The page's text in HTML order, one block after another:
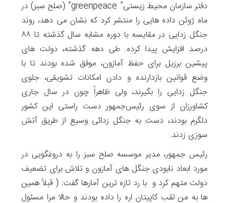
دفتر سازمان محیط زیستی” greenpeace” (صلح سبز) در
ماه ژوئن داده هایی را منتشر کرد که نشان می دهد، روند
جنگل زدایی در مقایسه با دوره مشابه سال گذشته تا ۸۸
درصد افزایش پیدا کرده. طی دهه گذشته، دولت های
پیشین برزیل برای حفظ آمازون، موفق شده بودند تا با
وضع قوانین بازدارنده و دادن امکانات تشویقی، جلوی
جنگل زدایی را بگیرند، ولی ظاهراً چون در سال جاری
کشاورزان از سوی رئیس‌جمهور دست راستی این کشور
دلگرم بودند، دست به جنگل زدائی وسیع از طریق آتش
سوزی زدند.
رئیس جمهور، مدیر موسسه صلح سبز را به دروغگویی در
مورد ابعاد نابودی جنگل های آمازون و تلاش برای تضعیف
دولت متهم کرد و با رد تازه ترین آمارها گفت: ( قبلاً همین
ها به من لقب کاپیتان اره را داده بودند و حالا مرا مسئول